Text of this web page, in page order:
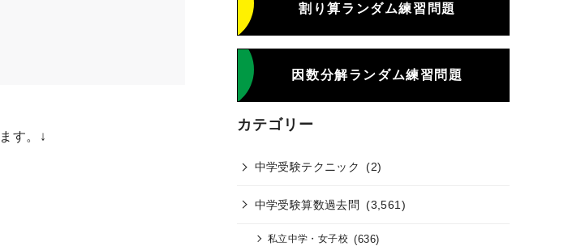
割り算ランダム練習問題
因数分解ランダム練習問題
カテゴリー
中学受験テクニック (2)
中学受験算数過去問 (3,561)
私立中学・女子校 (636)